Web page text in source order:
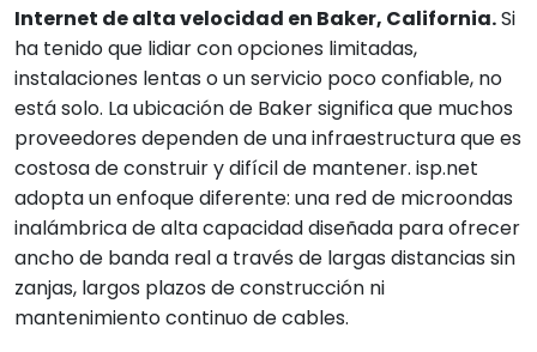
Internet de alta velocidad en Baker, California.Si
ha tenido que lidiar con opciones limitadas,
instalaciones lentas o un servicio poco confiable, no
está solo. La ubicación de Baker significa que muchos
proveedores dependen de una infraestructura que es
costosa de construir y difícil de mantener. isp.net
adopta un enfoque diferente: una red de microondas
inalámbrica de alta capacidad diseñada para ofrecer
ancho de banda real a través de largas distancias sin
zanjas, largos plazos de construcción ni
mantenimiento continuo de cables.